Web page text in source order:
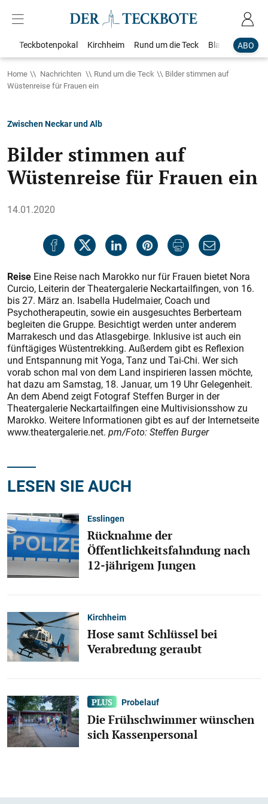
ABO
Teckbotenpokal Kirchheim Rund um die Teck Blaulicht
Home Nachrichten Rund um die Teck
Bilder stimmen auf
Wüstenreise für Frauen ein
Zwischen Neckar und Alb
Bilder stimmen auf
Wüstenreise für Frauen ein
14.01.2020
Reise Eine Reise nach Marokko nur für Frauen bietet Nora
Curcio, Leiterin der Theatergalerie Neckartailfingen, von 16.
bis 27. März an. Isabella Hudelmaier, Coach und
Psychotherapeutin, sowie ein ausgesuchtes Berberteam
begleiten die Gruppe. Besichtigt werden unter anderem
Marrakesch und das Atlasgebirge. Inklusive ist auch ein
fünftägiges Wüstentrekking. Außerdem gibt es Reflexion
und Entspannung mit Yoga, Tanz und Tai-Chi. Wer sich
vorab schon mal von dem Land inspirieren lassen möchte,
hat dazu am Samstag, 18. Januar, um 19 Uhr Gelegenheit.
An dem Abend zeigt Fotograf Steffen Burger in der
Theatergalerie Neckartailfingen eine Multivisionsshow zu
Marokko. Weitere Informationen gibt es auf der Internetseite
www.theatergalerie.net. pm/Foto: Steffen Burger
LESEN SIE AUCH
Esslingen
Rücknahme der
Öffentlichkeitsfahndung nach
12-jährigem Jungen
Kirchheim
Hose samt Schlüssel bei
Verabredung geraubt
Probelauf
Die Frühschwimmer wünschen
sich Kassenpersonal